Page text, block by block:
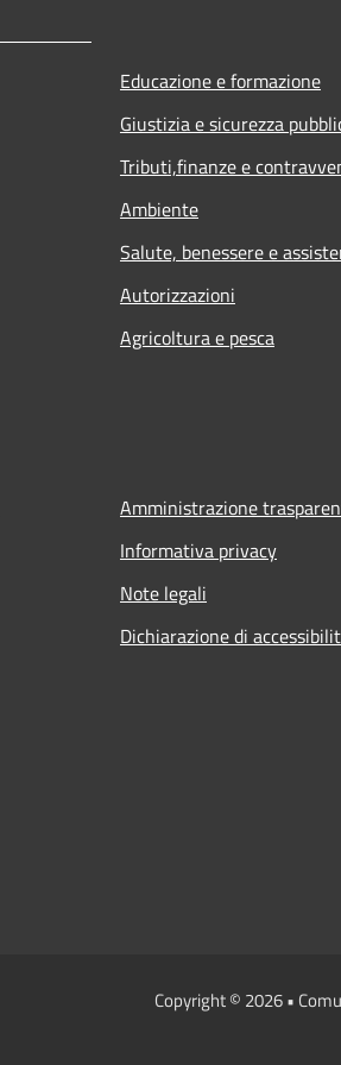
Educazione e formazione
Giustizia e sicurezza
Tributi,finanze e
Ambiente
Salute, benessere e
Autorizzazioni
Agricoltura e pesca
Amministrazione
Informativa privacy
Note legali
Dichiarazione di
Copyright © 2026 •